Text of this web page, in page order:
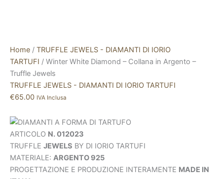
Home / TRUFFLE JEWELS - DIAMANTI DI IORIO
TARTUFI / Winter White Diamond – Collana in Argento –
Truffle Jewels
TRUFFLE JEWELS - DIAMANTI DI IORIO TARTUFI
€65.00 IVA Inclusa
ARTICOLO N. 012023
TRUFFLE JEWELS BY DI IORIO TARTUFI
MATERIALE: ARGENTO 925
PROGETTAZIONE E PRODUZIONE INTERAMENTE MADE IN